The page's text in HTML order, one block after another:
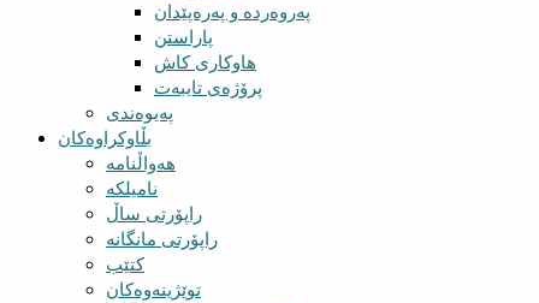
پەروەردە و پەرەپێدان
پاراستن
هاوکاری کاش
پرۆژەی تایبەت
پەیوەندی
بڵاوکراوەکان
هەواڵنامە
نامیلکە
راپۆرتی ساڵ
راپۆرتی مانگانە
کتێب
توێژینەوەکان